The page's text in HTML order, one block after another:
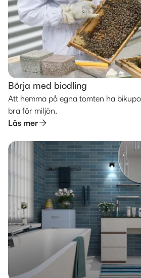
Börja med biodling
Att hemma på egna tomten ha
bra för miljön.
Läs mer